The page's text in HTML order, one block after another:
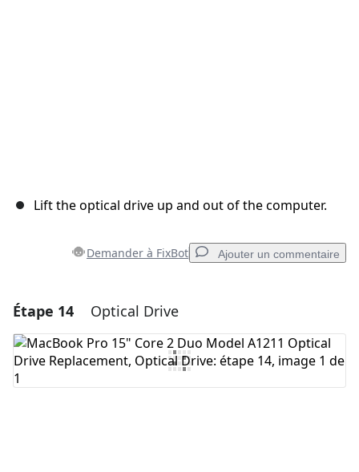
Lift the optical drive up and out of the computer.
Demander à FixBot Ajouter un commentaire
Ajouter un commentaire
Ajouter un commentaire
Étape 14 Optical Drive